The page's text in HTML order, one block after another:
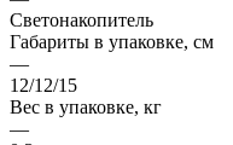
Светонакопитель
Габариты в упаковке, см
—
12/12/15
Вес в упаковке, кг
—